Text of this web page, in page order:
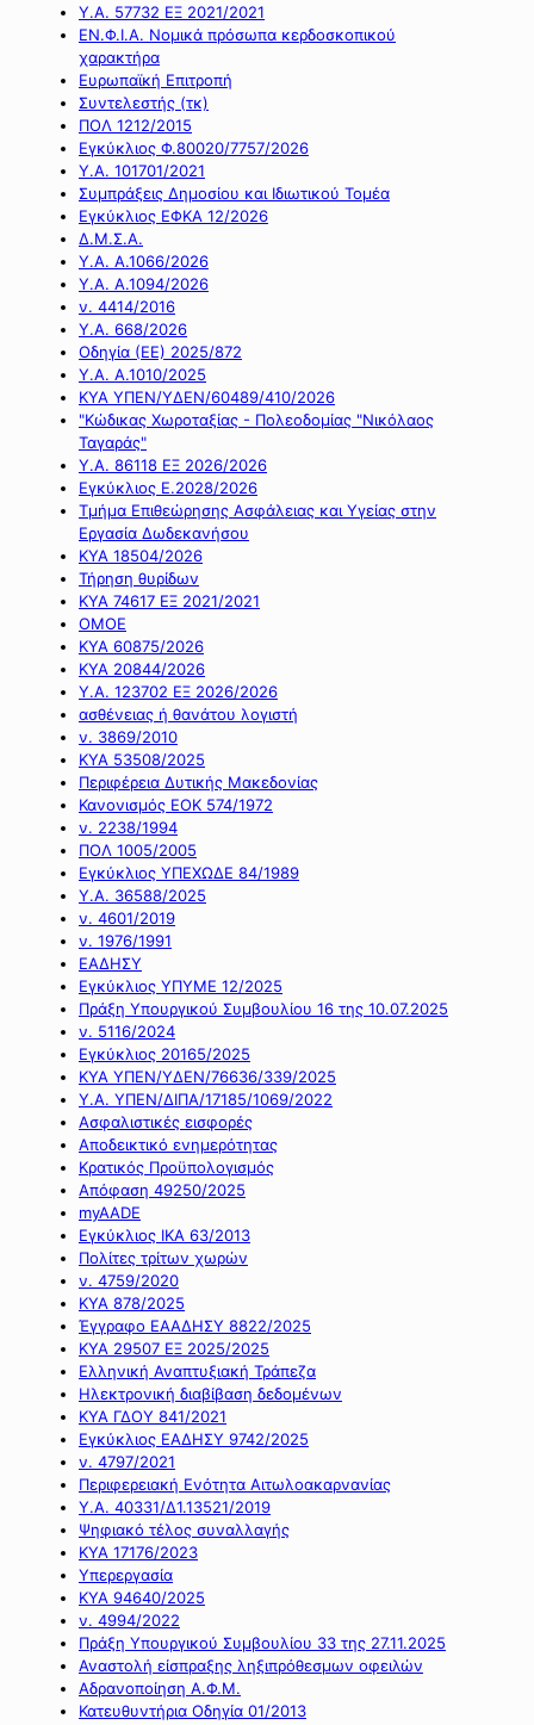
Υ.Α. 57732 ΕΞ 2021/2021
ΕΝ.Φ.Ι.Α. Νομικά πρόσωπα κερδοσκοπικού
χαρακτήρα
Ευρωπαϊκή Επιτροπή
Συντελεστής (τκ)
ΠΟΛ 1212/2015
Εγκύκλιος Φ.80020/7757/2026
Υ.Α. 101701/2021
Συμπράξεις Δημοσίου και Ιδιωτικού Τομέα
Εγκύκλιος ΕΦΚΑ 12/2026
Δ.Μ.Σ.Α.
Υ.Α. Α.1066/2026
Υ.Α. Α.1094/2026
ν. 4414/2016
Y.A. 668/2026
Οδηγία (ΕΕ) 2025/872
Υ.Α. Α.1010/2025
ΚΥΑ ΥΠΕΝ/ΥΔΕΝ/60489/410/2026
"Κώδικας Χωροταξίας - Πολεοδομίας "Νικόλαος
Ταγαράς"
Υ.Α. 86118 ΕΞ 2026/2026
Εγκύκλιος Ε.2028/2026
Τμήμα Επιθεώρησης Ασφάλειας και Υγείας στην
Εργασία Δωδεκανήσου
ΚΥΑ 18504/2026
Τήρηση θυρίδων
ΚΥΑ 74617 ΕΞ 2021/2021
ΟΜΟΕ
ΚΥΑ 60875/2026
ΚΥΑ 20844/2026
Υ.Α. 123702 ΕΞ 2026/2026
ασθένειας ή θανάτου λογιστή
ν. 3869/2010
ΚΥΑ 53508/2025
Περιφέρεια Δυτικής Μακεδονίας
Κανονισμός ΕΟΚ 574/1972
ν. 2238/1994
ΠΟΛ 1005/2005
Εγκύκλιος ΥΠΕΧΩΔΕ 84/1989
Υ.Α. 36588/2025
ν. 4601/2019
ν. 1976/1991
ΕΑΔΗΣΥ
Εγκύκλιος ΥΠΥΜΕ 12/2025
Πράξη Υπουργικού Συμβουλίου 16 της 10.07.2025
ν. 5116/2024
Εγκύκλιος 20165/2025
ΚΥΑ ΥΠΕΝ/ΥΔΕΝ/76636/339/2025
Υ.Α. ΥΠΕΝ/ΔΙΠΑ/17185/1069/2022
Ασφαλιστικές εισφορές
Αποδεικτικό ενημερότητας
Κρατικός Προϋπολογισμός
Απόφαση 49250/2025
myAADE
Εγκύκλιος ΙΚΑ 63/2013
Πολίτες τρίτων χωρών
ν. 4759/2020
ΚΥΑ 878/2025
Έγγραφο ΕΑΑΔΗΣΥ 8822/2025
ΚΥΑ 29507 ΕΞ 2025/2025
Ελληνική Αναπτυξιακή Τράπεζα
Ηλεκτρονική διαβίβαση δεδομένων
ΚΥΑ ΓΔΟΥ 841/2021
Εγκύκλιος ΕΑΔΗΣΥ 9742/2025
ν. 4797/2021
Περιφερειακή Ενότητα Αιτωλοακαρνανίας
Υ.Α. 40331/Δ1.13521/2019
Ψηφιακό τέλος συναλλαγής
ΚΥΑ 17176/2023
Υπερεργασία
ΚΥΑ 94640/2025
ν. 4994/2022
Πράξη Υπουργικού Συμβουλίου 33 της 27.11.2025
Αναστολή είσπραξης ληξιπρόθεσμων οφειλών
Αδρανοποίηση Α.Φ.Μ.
Κατευθυντήρια Οδηγία 01/2013